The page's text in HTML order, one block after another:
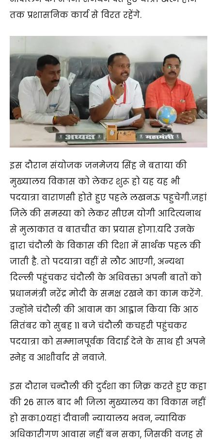
तक प्रशासनिक कार्य से विरत रहेंगे.
इस दौरान संयोजक जनमेजय सिंह ने बताया की
मुख्यालय विकास को लेकर शुरू हो यह यह भी
पदयात्रा वाराणसी होते हुए पहले लखनऊ पहुचेगी.जहां
जिले की समस्या को लेकर सीएम योगी आदित्यनाथ
से मुलाकात व बातचीत का प्रयास होगा.यदि उनके
द्वारा चंदौली के विकास की दिशा में सार्थक पहल की
जाती है. तो पदयात्रा वहीं से लौट आएगी, अन्यथा
दिल्ली पहुंचकर चंदौली के अधिवक्ता अपनी बातों को
प्रधानमंत्री नरेंद्र मोदी के समक्ष रखने का काम करेंगे.
उन्होंने चंदौली की आवाम का आह्वान किया कि आठ
सितंबर को सुबह 11 बजे चंदौली कचहरी पहुंचकर
पदयात्रा को सम्मानपूर्वक विदाई देने के साथ ही अपने
स्नेह व आशीर्वाद से नवाजे.
इस दौरान चन्दौली की दुर्दशा का जिक्र करते हुए कहा
की 26 साल बाद भी जिला मुख्यालय का विकास नहीं
हो सका.0यहां दीवानी न्यायालय भवन, न्यायिक
अधिकारीगण आवास नहीं बन सका, जिसकी वजह से